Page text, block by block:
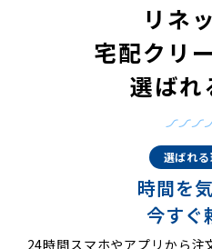
リネ
宅配クリ
選ばれ
選ばれ
時間を
今すぐ
24時間スマホやアプリから注